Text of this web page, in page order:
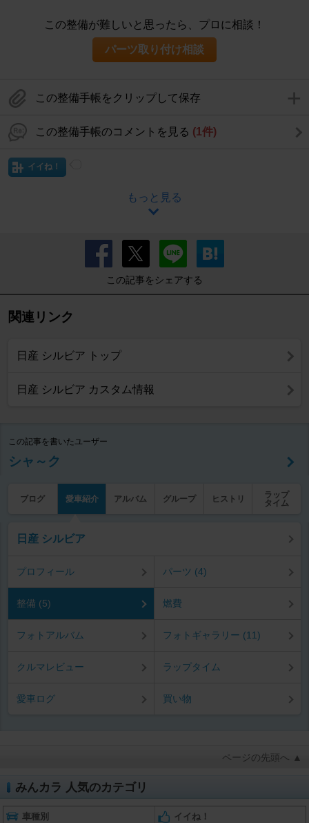
この整備が難しいと思ったら、プロに相談！
パーツ取り付け相談
この整備手帳をクリップして保存
この整備手帳のコメントを見る (1件)
イイね！
もっと見る
この記事をシェアする
関連リンク
日産 シルビア トップ
日産 シルビア カスタム情報
この記事を書いたユーザー
シャ～ク
ブログ 愛車紹介 アルバム グループ ヒストリ
ラップ
タイム
日産 シルビア
プロフィール パーツ (4)
整備 (5) 燃費
フォトアルバム フォトギャラリー (11)
クルマレビュー ラップタイム
愛車ログ 買い物
ページの先頭へ ▲
みんカラ 人気のカテゴリ
車種別 イイね！